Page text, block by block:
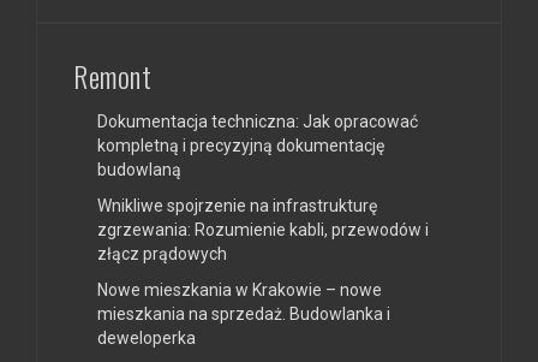
Remont
Dokumentacja techniczna: Jak opracować
kompletną i precyzyjną dokumentację
budowlaną
Wnikliwe spojrzenie na infrastrukturę
zgrzewania: Rozumienie kabli, przewodów i
złącz prądowych
Nowe mieszkania w Krakowie – nowe
mieszkania na sprzedaż. Budowlanka i
deweloperka